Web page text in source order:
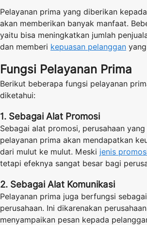
Pelayanan prima yang diberikan
akan memberikan banyak manfaat.
yaitu bisa meningkatkan jumlah
dan memberi kepuasan pelanggan
Fungsi Pelayanan Prima
Berikut beberapa fungsi pelayanan
diketahui:
1. Sebagai Alat Promosi
Sebagai alat promosi, perusahaan
pelayanan prima akan mendapatkan
dari mulut ke mulut. Meski jenis
tetapi efeknya sangat besar bagi
2. Sebagai Alat Komunikasi
Pelayanan prima juga berfungsi
perusahaan. Ini dikarenakan
menyampaikan pesan kepada